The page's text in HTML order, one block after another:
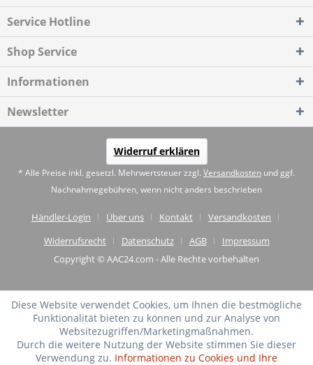
Service Hotline
Shop Service
Informationen
Newsletter
Widerruf erklären
* Alle Preise inkl. gesetzl. Mehrwertsteuer zzgl. Versandkosten und ggf.
Nachnahmegebühren, wenn nicht anders beschrieben
Händler-Login Über uns Kontakt
Versandkosten
Widerrufsrecht
Datenschutz AGB
Impressum
Copyright © AAC24.com - Alle Rechte vorbehalten
Diese Website verwendet Cookies, um Ihnen die bestmögliche
Funktionalität bieten zu können und zur Analyse von
Websitezugriffen/Marketingmaßnahmen.
Durch die weitere Nutzung der Website stimmen Sie dieser
Verwendung zu. Informationen zu Cookies und Ihre